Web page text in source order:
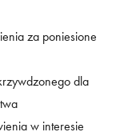
za poniesione
dla
w interesie